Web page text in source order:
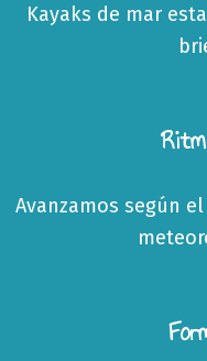
Kayaks de mar
Avanzamos según